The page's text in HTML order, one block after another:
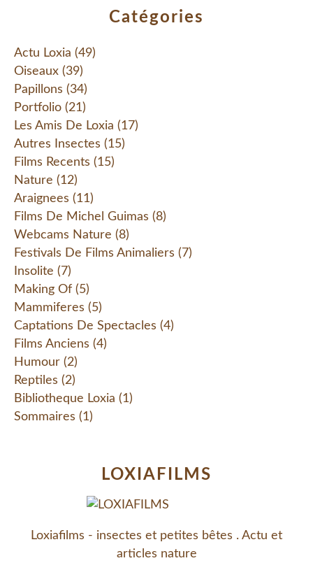
Catégories
Actu Loxia (49)
Oiseaux (39)
Papillons (34)
Portfolio (21)
Les Amis De Loxia (17)
Autres Insectes (15)
Films Recents (15)
Nature (12)
Araignees (11)
Films De Michel Guimas (8)
Webcams Nature (8)
Festivals De Films Animaliers (7)
Insolite (7)
Making Of (5)
Mammiferes (5)
Captations De Spectacles (4)
Films Anciens (4)
Humour (2)
Reptiles (2)
Bibliotheque Loxia (1)
Sommaires (1)
LOXIAFILMS
Loxiafilms - insectes et petites bêtes . Actu et
articles nature